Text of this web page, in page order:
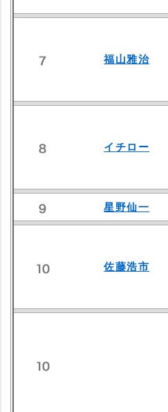
福山雅治
イチロー
星野仙一
佐藤浩市